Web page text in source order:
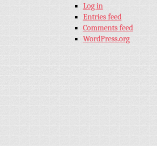
Log in
Entries feed
Comments feed
WordPress.org